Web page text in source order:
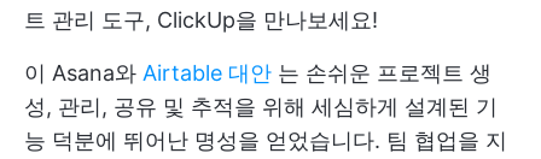
트 관리 도구, ClickUp을 만나보세요!
이 Asana와 Airtable 대안 는 손쉬운 프로젝트 생
성, 관리, 공유 및 추적을 위해 세심하게 설계된 기
능 덕분에 뛰어난 명성을 얻었습니다. 팀 협업을 지